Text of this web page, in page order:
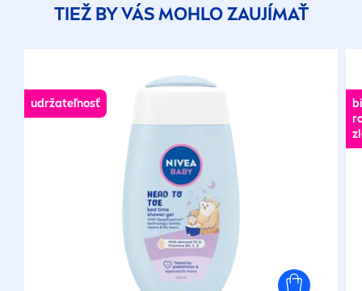
TIEŽ BY VÁS MOHLO ZAUJÍMAŤ
udržateľnosť